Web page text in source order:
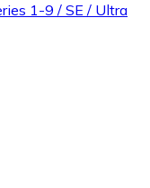
1-9 / SE / Ultra